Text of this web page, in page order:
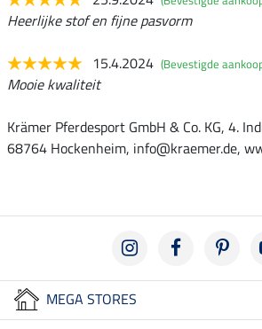
Heerlijke stof en fijne pasvorm
15.4.2024 (Bevestigde
Mooie kwaliteit
Krämer Pferdesport GmbH & Co. KG, 4.
68764 Hockenheim, info@kraemer.de,
MEGA STORES